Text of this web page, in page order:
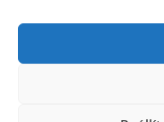
Vásárlás
Webáruház